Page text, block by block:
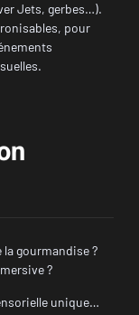
Jets, gerbes…).
pour
la gourmandise ?
?
unique…